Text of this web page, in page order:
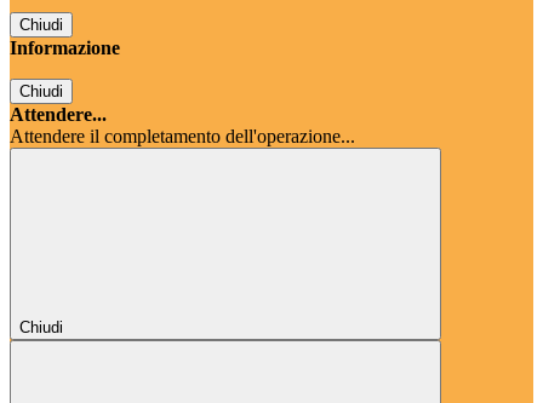
Chiudi
Informazione
Chiudi
Attendere...
Attendere il completamento dell'operazione...
Chiudi